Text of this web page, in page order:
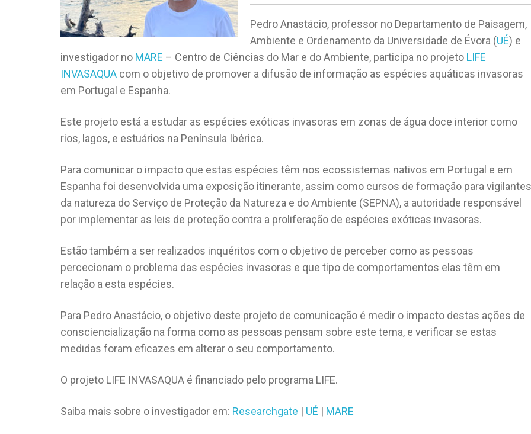
Pedro Anastácio, professor no Departamento de Paisagem,
Ambiente e Ordenamento da Universidade de Évora (UÉ) e
investigador no MARE – Centro de Ciências do Mar e do Ambiente, participa no projeto LIFE
INVASAQUA com o objetivo de promover a difusão de informação as espécies aquáticas invasoras
em Portugal e Espanha.
Este projeto está a estudar as espécies exóticas invasoras em zonas de água doce interior como
rios, lagos, e estuários na Península Ibérica.
Para comunicar o impacto que estas espécies têm nos ecossistemas nativos em Portugal e em
Espanha foi desenvolvida uma exposição itinerante, assim como cursos de formação para vigilantes
da natureza do Serviço de Proteção da Natureza e do Ambiente (SEPNA), a autoridade responsável
por implementar as leis de proteção contra a proliferação de espécies exóticas invasoras.
Estão também a ser realizados inquéritos com o objetivo de perceber como as pessoas
percecionam o problema das espécies invasoras e que tipo de comportamentos elas têm em
relação a esta espécies.
Para Pedro Anastácio, o objetivo deste projeto de comunicação é medir o impacto destas ações de
consciencialização na forma como as pessoas pensam sobre este tema, e verificar se estas
medidas foram eficazes em alterar o seu comportamento.
O projeto LIFE INVASAQUA é financiado pelo programa LIFE.
Saiba mais sobre o investigador em: Researchgate | UÉ | MARE